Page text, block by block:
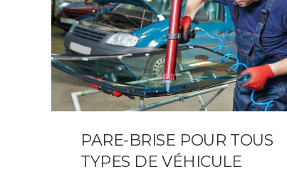
PARE-BRISE POUR TOUS
TYPES DE VÉHICULE